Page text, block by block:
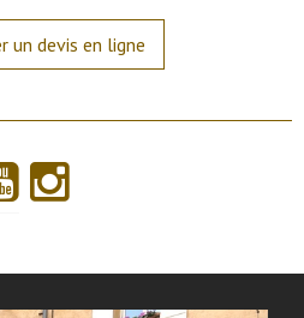
un devis en ligne